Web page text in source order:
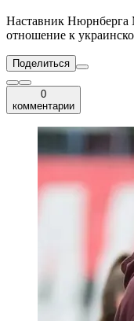
Наставник Нюрнберга
отношение к
Поделиться
0
комментарии